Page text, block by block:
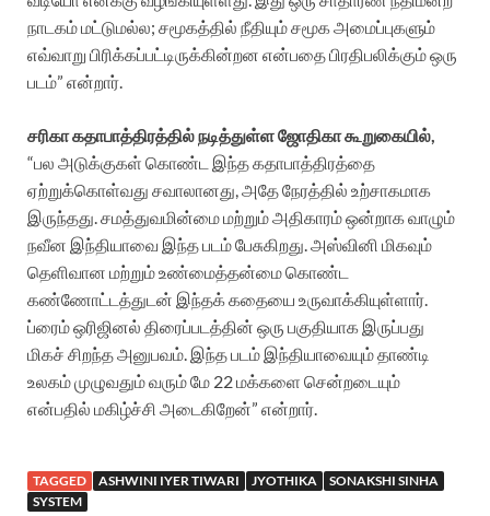
நாடகம் மட்டுமல்ல; சமூகத்தில் நீதியும் சமூக அமைப்புகளும்
எவ்வாறு பிரிக்கப்பட்டிருக்கின்றன என்பதை பிரதிபலிக்கும் ஒரு
படம்” என்றார்.
சரிகா கதாபாத்திரத்தில் நடித்துள்ள ஜோதிகா கூறுகையில்,
“பல அடுக்குகள் கொண்ட இந்த கதாபாத்திரத்தை
ஏற்றுக்கொள்வது சவாலானது, அதே நேரத்தில் உற்சாகமாக
இருந்தது. சமத்துவமின்மை மற்றும் அதிகாரம் ஒன்றாக வாழும்
நவீன இந்தியாவை இந்த படம் பேசுகிறது. அஸ்வினி மிகவும்
தெளிவான மற்றும் உண்மைத்தன்மை கொண்ட
கண்ணோட்டத்துடன் இந்தக் கதையை உருவாக்கியுள்ளார்.
ப்ரைம் ஒரிஜினல் திரைப்படத்தின் ஒரு பகுதியாக இருப்பது
மிகச் சிறந்த அனுபவம். இந்த படம் இந்தியாவையும் தாண்டி
உலகம் முழுவதும் வரும் மே 22 மக்களை சென்றடையும்
என்பதில் மகிழ்ச்சி அடைகிறேன்” என்றார்.
TAGGED ASHWINI IYER TIWARI JYOTHIKA
SONAKSHI SINHA
SYSTEM